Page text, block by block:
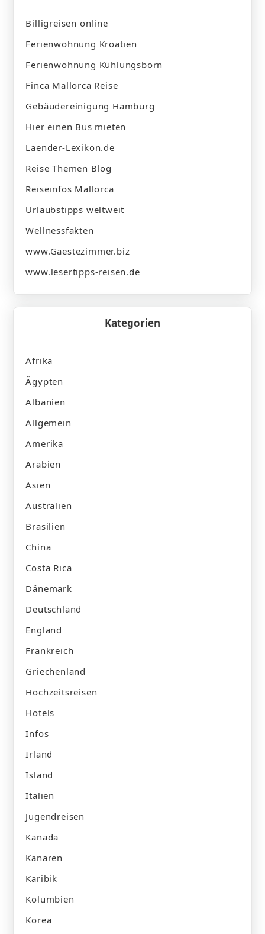
Billigreisen online
Ferienwohnung Kroatien
Ferienwohnung Kühlungsborn
Finca Mallorca Reise
Gebäudereinigung Hamburg
Hier einen Bus mieten
Laender-Lexikon.de
Reise Themen Blog
Reiseinfos Mallorca
Urlaubstipps weltweit
Wellnessfakten
www.Gaestezimmer.biz
www.lesertipps-reisen.de
Kategorien
Afrika
Ägypten
Albanien
Allgemein
Amerika
Arabien
Asien
Australien
Brasilien
China
Costa Rica
Dänemark
Deutschland
England
Frankreich
Griechenland
Hochzeitsreisen
Hotels
Infos
Irland
Island
Italien
Jugendreisen
Kanada
Kanaren
Karibik
Kolumbien
Korea